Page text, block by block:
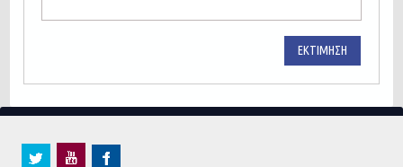
ΕΚΤΊΜΗΣΗ